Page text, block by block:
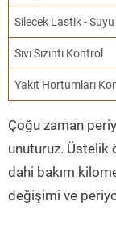
Silecek Lastik -
Sıvı Sızıntı Kontrol
Yakıt Hortumları
Çoğu zaman
unuturuz. Üstelik
dahi bakım
değişimi ve